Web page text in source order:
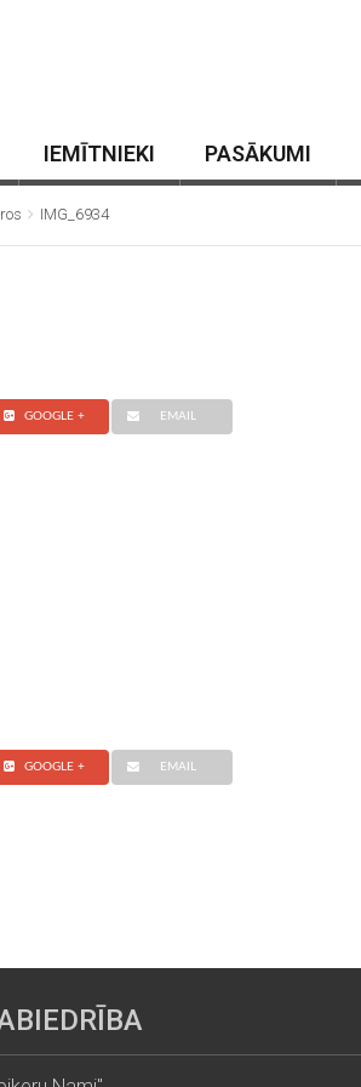
IEMĪTNIEKI PASĀKUMI
IMG_6934
GOOGLE + EMAIL
GOOGLE + EMAIL